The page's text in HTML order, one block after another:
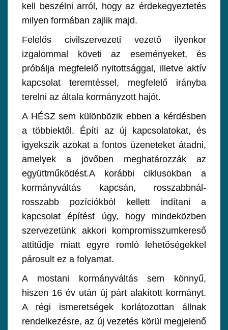
kell beszélni arról, hogy az érdekegyeztetés
milyen formában zajlik majd.
Felelős civilszervezeti vezető ilyenkor
izgalommal követi az eseményeket, és
próbálja megfelelő nyitottsággal, illetve aktív
kapcsolat teremtéssel, megfelelő irányba
terelni az általa kormányzott hajót.
A HÉSZ sem különbözik ebben a kérdésben
a többiektől. Építi az új kapcsolatokat, és
igyekszik azokat a fontos üzeneteket átadni,
amelyek a jövőben meghatározzák az
együttműködést.A korábbi ciklusokban a
kormányváltás kapcsán, rosszabbnál-
rosszabb pozíciókból kellett indítani a
kapcsolat építést úgy, hogy mindeközben
szervezetünk akkori kompromisszumkereső
attitűdje miatt egyre romló lehetőségekkel
párosult ez a folyamat.
A mostani kormányváltás sem könnyű,
hiszen 16 év után új párt alakított kormányt.
A régi ismeretségek korlátozottan állnak
rendelkezésre, az új vezetés körül megjelenő